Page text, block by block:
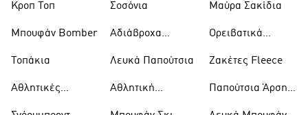
Κροπ Τοπ
Μπουφάν Bomber
Τοπάκια
Αθλητικές
Σοσόνια
Αδιάβροχα
Λευκά Παπούτσια
Αθλητική
Μαύρα Σακίδια
Ορειβατικά
Ζακέτες Fleece
Παπούτσια Άρσης